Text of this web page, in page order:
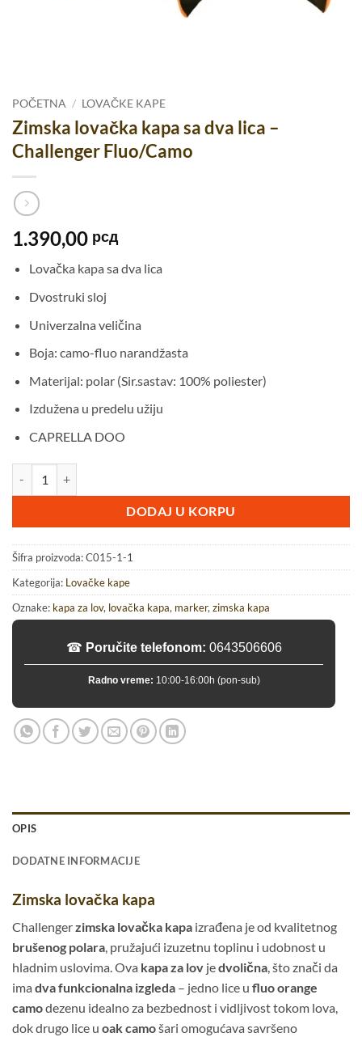
POČETNA / LOVAČKE KAPE
Zimska lovačka kapa sa dva lica –
Challenger Fluo/Camo
1.390,00 рсд
Lovačka kapa sa dva lica
Dvostruki sloj
Univerzalna veličina
Boja: camo-fluo narandžasta
Materijal: polar (Sir.sastav: 100% poliester)
Izdužena u predelu užiju
CAPRELLA DOO
DODAJ U KORPU
Šifra proizvoda:C015-1-1
Kategorija: Lovačke kape
Oznake: kapa za lov, lovačka kapa, marker, zimska kapa
☎ Poručite telefonom: 0643506606
Radno vreme: 10:00-16:00h (pon-sub)
OPIS
DODATNE INFORMACIJE
Zimska lovačka kapa
Challengerzimska lovačka kapa izrađena je od kvalitetnog
brušenog polara, pružajući izuzetnu toplinu i udobnost u
hladnim uslovima. Ova kapa za lov jedvolična, što znači da
ima dva funkcionalna izgleda – jedno lice u fluo orange
camodezenu idealno za bezbednost i vidljivost tokom lova,
dok drugo lice u oak camošari omogućava savršeno